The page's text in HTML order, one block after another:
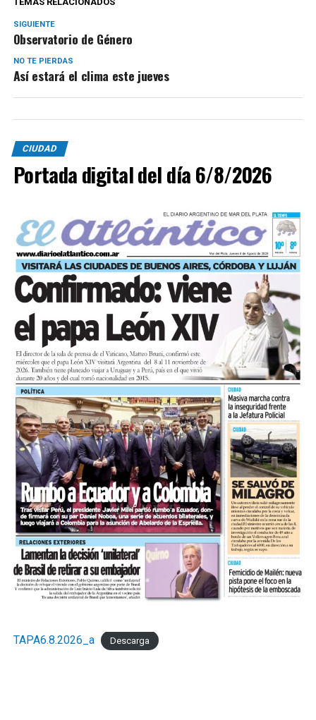
SIGUIENTE
Observatorio de Género
NO TE PIERDAS
Así estará el clima este jueves
CIUDAD
Portada digital del día 6/8/2026
TAPA6.8.2026_a Descarga